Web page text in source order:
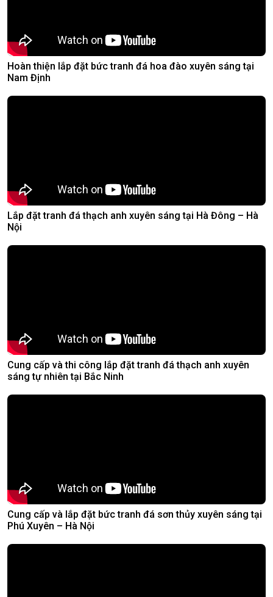
Hoàn thiện lắp đặt bức tranh đá hoa đào xuyên sáng tại
Nam Định
Lắp đặt tranh đá thạch anh xuyên sáng tại Hà Đông – Hà
Nội
Cung cấp và thi công lắp đặt tranh đá thạch anh xuyên
sáng tự nhiên tại Bắc Ninh
Cung cấp và lắp đặt bức tranh đá sơn thủy xuyên sáng tại
Phú Xuyên – Hà Nội